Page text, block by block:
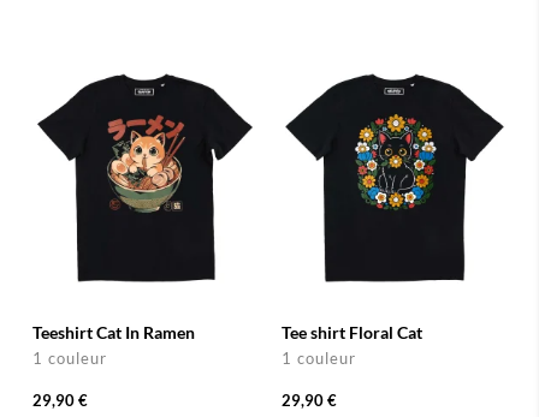
Teeshirt Cat In Ramen
1 couleur
29,90 €
Tee shirt Floral Cat
1 couleur
29,90 €